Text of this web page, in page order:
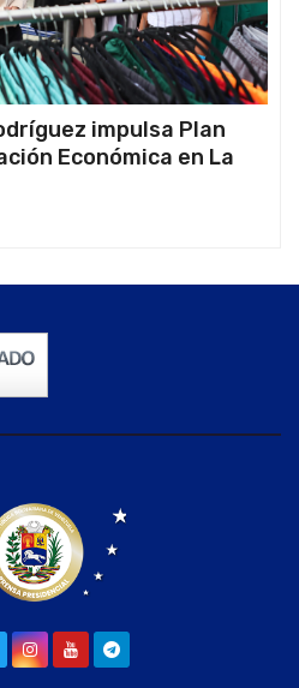
impulsa Plan
Económica en La